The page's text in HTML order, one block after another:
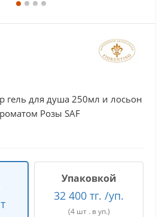
гель для душа 250мл и лосьон
Розы SAF
Упаковкой
32 400 тг. /уп.
(4 шт . в уп.)